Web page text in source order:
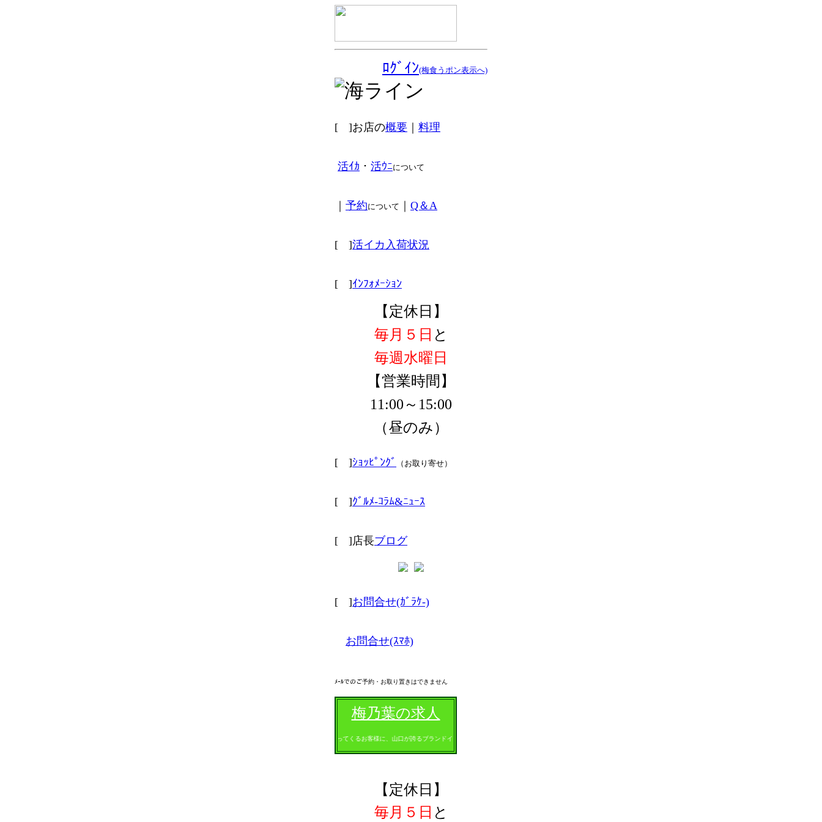
ﾛｸﾞｲﾝ(梅食うポン表示へ)
[ ]お店の概要 料理
活ｲｶ ・ 活ｳﾆについて
予約について Q＆A
[ ]活イカ入荷状況
[ ]ｲﾝﾌｫﾒｰｼｮﾝ
【定休日】
毎月５日 と
毎週水曜日
【営業時間】
11:00～15:00
（昼のみ）
[ ]ｼｮｯﾋﾟﾝｸﾞ （お取り寄せ）
[ ]ｸﾞﾙﾒ-ｺﾗﾑ&ﾆｭｰｽ
[ ]店長ブログ
[ ]お問合せ(ｶﾞﾗｹ-)
お問合せ(ｽﾏﾎ)
ﾒｰﾙでのご予約・お取り置きはできません
梅乃葉の求人
全国からやってくるお客様に、山口が誇るブランドイカ料理で喜んで頂くお仕事です。
【定休日】
毎月５日 と